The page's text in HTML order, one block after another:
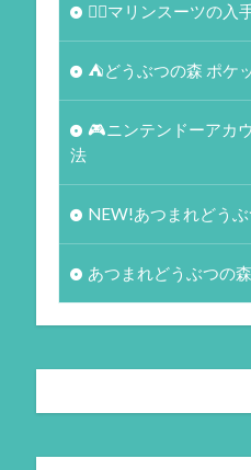
🏄‍♀️マリンスーツの入
⛺どうぶつの森 ポケ
🎮ニンテンドーアカ
法
NEW!あつまれどう
あつまれどうぶつの森